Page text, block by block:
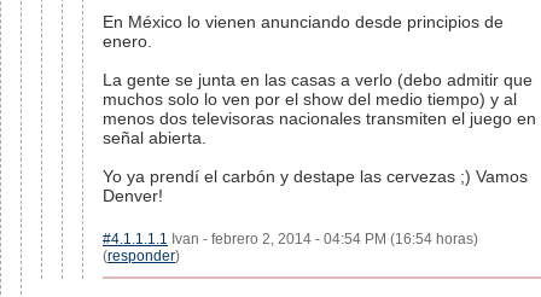
En México lo vienen anunciando desde principios de
enero.
La gente se junta en las casas a verlo (debo admitir que
muchos solo lo ven por el show del medio tiempo) y al
menos dos televisoras nacionales transmiten el juego en
señal abierta.
Yo ya prendí el carbón y destape las cervezas ;) Vamos
Denver!
#4.1.1.1.1 Ivan - febrero 2, 2014 - 04:54 PM (16:54 horas)
(responder)